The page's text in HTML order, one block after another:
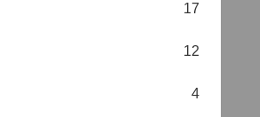
17
12
4